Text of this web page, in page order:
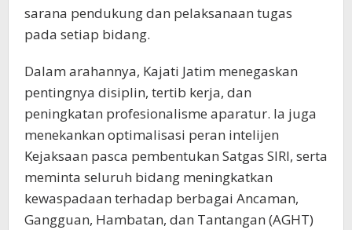
sarana pendukung dan pelaksanaan tugas
pada setiap bidang.
Dalam arahannya, Kajati Jatim menegaskan
pentingnya disiplin, tertib kerja, dan
peningkatan profesionalisme aparatur. Ia juga
menekankan optimalisasi peran intelijen
Kejaksaan pasca pembentukan Satgas SIRI, serta
meminta seluruh bidang meningkatkan
kewaspadaan terhadap berbagai Ancaman,
Gangguan, Hambatan, dan Tantangan (AGHT)